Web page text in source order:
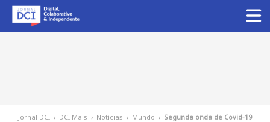
Jornal DCI › DCI Mais › Notícias › Mundo › Segunda onda de Covid-19